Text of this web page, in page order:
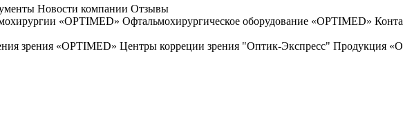
Новости компании Отзывы
«OPTIMED» Офтальмохирургическое оборудование «OPTIMED»
зрения «OPTIMED» Центры корреции зрения "Оптик-Экспресс" Продукция